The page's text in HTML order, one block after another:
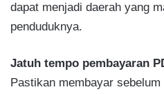
dapat menjadi daerah yang
penduduknya.
Jatuh tempo pembayaran
Pastikan membayar